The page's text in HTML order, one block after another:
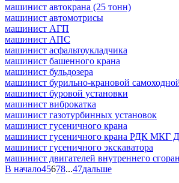
машинист автокрана (25 тонн)
машинист автомотрисы
машинист АГП
машинист АПС
машинист асфальтоукладчика
машинист башенного крана
машинист бульдозера
машинист бурильно-крановой
машинист буровой установки
машинист виброкатка
машинист газотурбинных установок
машинист гусеничного крана
машинист гусеничного крана РДК МКГ
машинист гусеничного экскаватора
машинист двигателей внутреннего
В начало45678...47дальше